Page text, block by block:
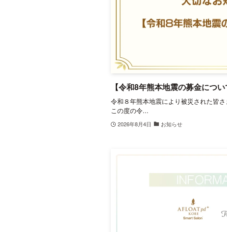
【令和8年熊本地震の募金につい
令和８年熊本地震により被災された皆
この度の令...
2026年8月4日 お知らせ